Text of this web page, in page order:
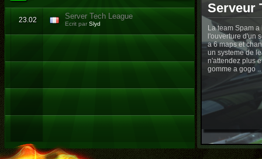
23.02 Server Tech League
Ecrit par Slyd
Serveur
La team Spam
l'ouverture d'un
a 6 maps et
un systeme de
n'attendez plus
gomme a gogo ..